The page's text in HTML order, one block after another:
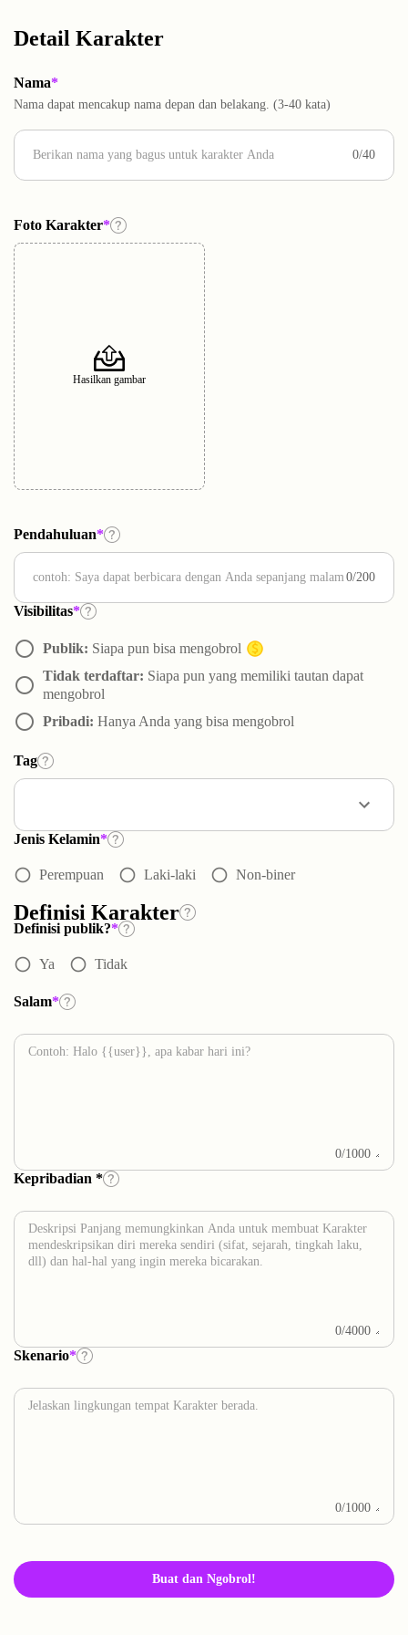
Detail Karakter
Nama*
Nama dapat mencakup nama depan dan belakang. (3-40 kata)
0/40
Foto Karakter*
Hasilkan gambar
Pendahuluan*
0/200
Visibilitas*
radio_button_unchecked Publik: Siapa pun bisa mengobrol
radio_button_unchecked Tidak terdaftar: Siapa pun yang memiliki tautan dapat
mengobrol
radio_button_unchecked Pribadi: Hanya Anda yang bisa mengobrol
Tag
Asian
Fictional
Game OC
Kawaii
Seductive
Fetishism
Jenis Kelamin*
radio_button_unchecked Perempuan radio_button_unchecked Laki-laki radio_button_unchecked Non-biner
Definisi Karakter
Definisi publik?*
radio_button_unchecked Ya radio_button_unchecked Tidak
Salam*
0/1000
Kepribadian *
0/4000
Skenario*
0/1000
Buat dan Ngobrol!